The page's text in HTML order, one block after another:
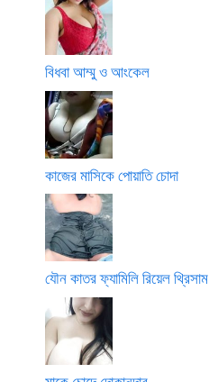
বিধবা আম্মু ও আংকেল
কাজের মাসিকে পোয়াতি চোদা
যৌন কাতর ফ্যামিলি রিয়েল থ্রিসাম